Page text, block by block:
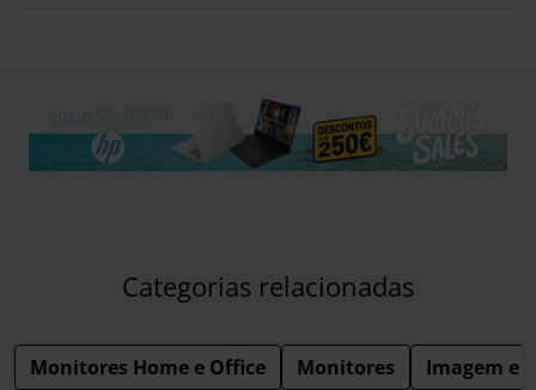
Categorias relacionadas
Monitores Home e Office Monitores Imagem e